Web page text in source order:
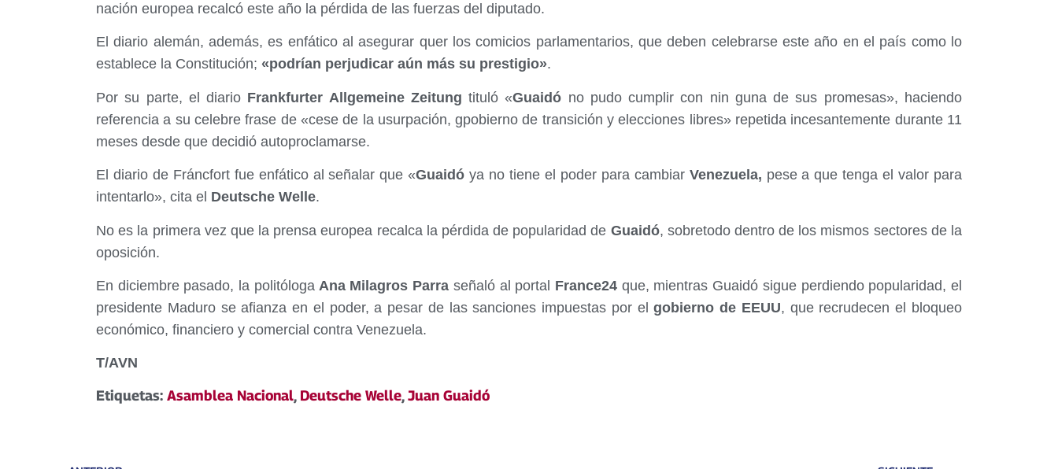
nación europea recalcó este año la pérdida de las fuerzas del diputado.
El diario alemán, además, es enfático al asegurar quer los comicios parlamentarios, que deben celebrarse este año en el país como lo
establece la Constitución; «podrían perjudicar aún más su prestigio».
Por su parte, el diario Frankfurter Allgemeine Zeitung tituló «Guaidó no pudo cumplir con nin guna de sus promesas», haciendo
referencia a su celebre frase de «cese de la usurpación, gpobierno de transición y elecciones libres» repetida incesantemente durante 11
meses desde que decidió autoproclamarse.
El diario de Fráncfort fue enfático al señalar que «Guaidó ya no tiene el poder para cambiar Venezuela, pese a que tenga el valor para
intentarlo», cita el Deutsche Welle.
No es la primera vez que la prensa europea recalca la pérdida de popularidad de Guaidó, sobretodo dentro de los mismos sectores de la
oposición.
En diciembre pasado, la politólogaAna Milagros Parra señaló al portal France24que, mientras Guaidó sigue perdiendo popularidad, el
presidente Maduro se afianza en el poder, a pesar de las sanciones impuestas por elgobierno de EEUU, que recrudecen el bloqueo
económico, financiero y comercial contra Venezuela.
T/AVN
Etiquetas: Asamblea Nacional, Deutsche Welle,Juan Guaidó